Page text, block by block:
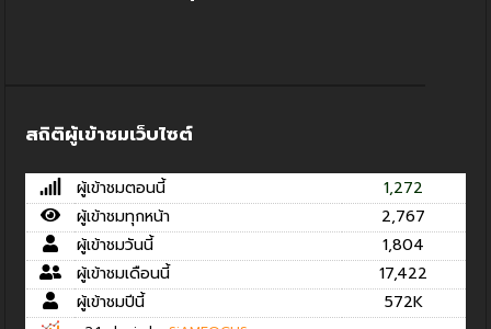
สถิติผู้เข้าชมเว็บไซต์
ผู้เข้าชมตอนนี้
1,272
ผู้เข้าชมทุกหน้า
2,767
ผู้เข้าชมวันนี้
1,804
ผู้เข้าชมเดือนนี้
17,422
ผู้เข้าชมปีนี้
572K